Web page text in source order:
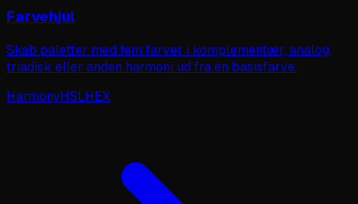
Farvehjul
Skab paletter med fem farver i komplementær, analog,
triadisk eller anden harmoni ud fra én basisfarve.
HarmonyHSLHEX